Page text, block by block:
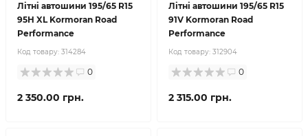
Літні автошини 195/65 R15
95H XL Kormoran Road
Performance
Код товару: 314284
0
2 350.00 грн.
Літні автошини 195/65 R15
91V Kormoran Road
Performance
Код товару: 312904
0
2 315.00 грн.